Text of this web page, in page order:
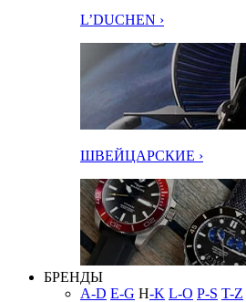
L’DUCHEN ›
ШВЕЙЦАРСКИЕ ›
БРЕНДЫ
A-D E-G H-K L-O P-S T-Z